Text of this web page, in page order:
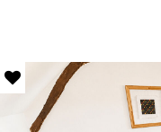
baigné de lumière
climatisation, prise
bien rare alliant
exceptionnel.